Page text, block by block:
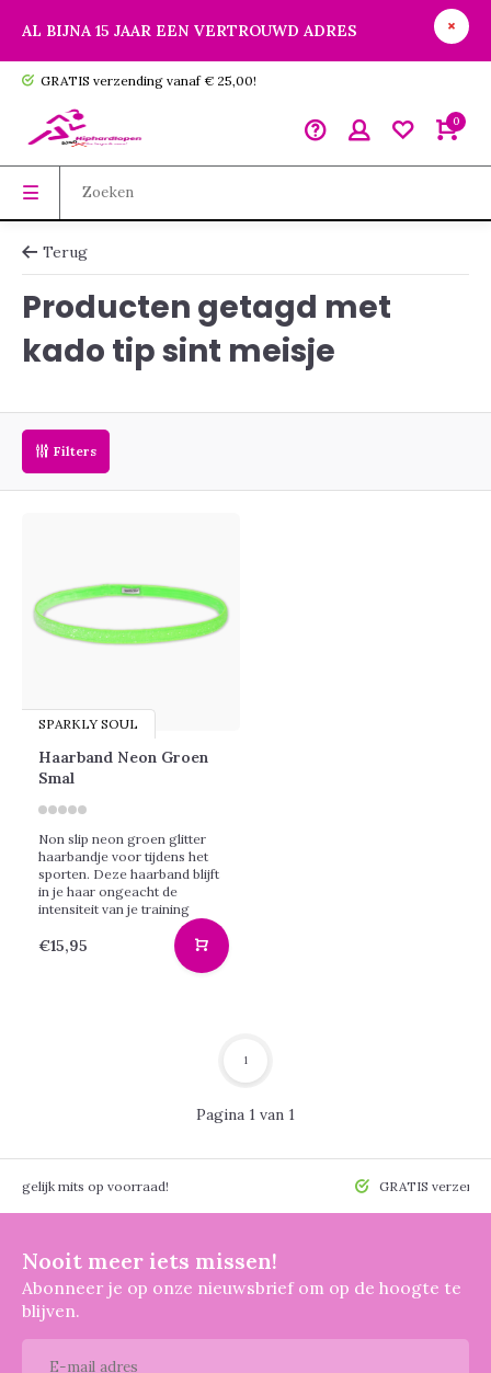
AL BIJNA 15 JAAR EEN VERTROUWD ADRES
GRATIS verzending vanaf € 25,00!
0
Terug
Producten getagd met
kado tip sint meisje
Filters
SPARKLY SOUL
Haarband Neon Groen
Smal
Non slip neon groen glitter
haarbandje voor tijdens het
sporten. Deze haarband blijft
in je haar ongeacht de
intensiteit van je training
€15,95
Pagina 1 van 1
1
mits op voorraad! GRATIS
Nooit meer iets missen!
Abonneer je op onze nieuwsbrief om op de hoogte te
blijven.